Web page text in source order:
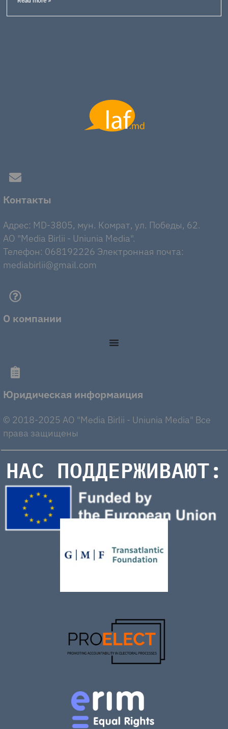
Контакты
Адрес: MD-3805, мун. Комрат, ул. Победы, 62.
AO "Media Birlii - Uniunia Media".
Телефон: 068192226 Электронная почта:
mediabirlii@gmail.com
О компании
Юридическая информаиция
© 2018-2025 AO "Media Birlii - Uniunia Media" Все
права защищены
НАС ПОДДЕРЖИВАЮТ: